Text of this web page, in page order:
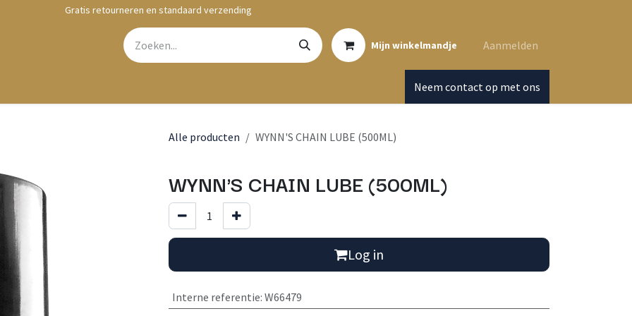
Gratis retourneren en standaard verzending
Mijn winkelmandje Aanmelden
Neem contact op met ons
Alle producten WYNN'S CHAIN LUBE (500ML)
WYNN'S CHAIN LUBE (500ML)
Log in
Interne referentie: W66479